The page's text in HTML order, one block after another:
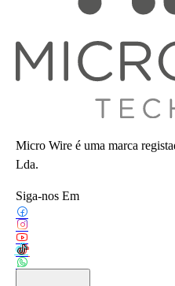
Micro Wire é uma marca
Lda.
Siga-nos Em